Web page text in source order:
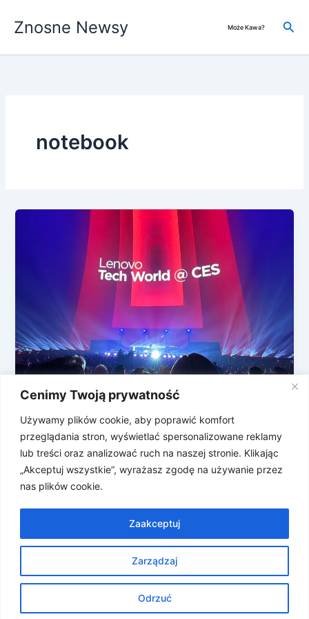
Cenimy Twoją prywatność
Używamy plików cookie, aby poprawić komfort
przeglądania stron, wyświetlać spersonalizowane reklamy
lub treści oraz analizować ruch na naszej stronie. Klikając
„Akceptuj wszystkie”, wyrażasz zgodę na używanie przez
nas plików cookie.
Zarządzaj
Odrzuć
Zaakceptuj
Znosne Newsy Może Kawa?
notebook
A co tam u Lenovo słychać? Skrót
produktów z CES 2026
Na 2026 rok Lenovo stara się sprzedać spójną wizję
nowych lub odświeżonych technologii, gdzie AI ma
odgrywać ważną rolę. Ich […]
Prawa autorskie © 2026 Znosne Newsy | Obsługiwane przez
Motyw Astra WordPress